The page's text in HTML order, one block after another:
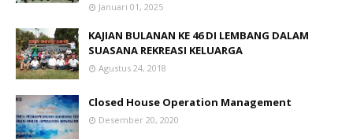
Januari 01, 2025
KAJIAN BULANAN KE 46 DI LEMBANG DALAM
SUASANA REKREASI KELUARGA
Agustus 24, 2018
Closed House Operation Management
Desember 20, 2020